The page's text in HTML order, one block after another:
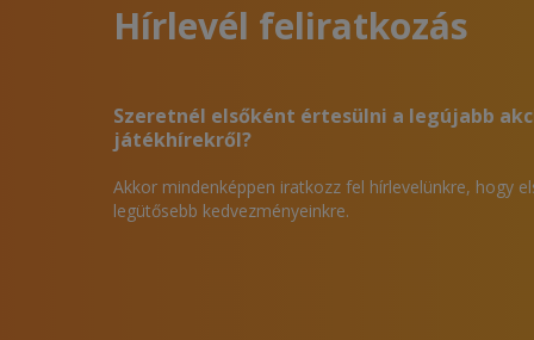
Hírlevél feliratkozás
Szeretnél elsőként értesülni a legújabb
játékhírekről?
Akkor mindenképpen iratkozz fel hírlevelünkre, hogy
legütősebb kedvezményeinkre.